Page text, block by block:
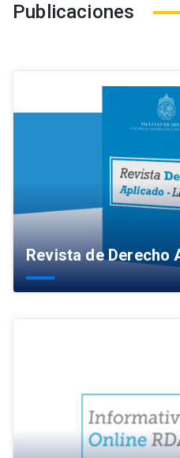
Publicaciones
Revista de Derecho